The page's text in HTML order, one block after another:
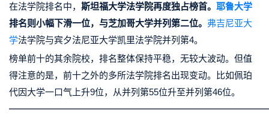
在法学院排名中， 斯坦福大学法学院再度独占榜首。 耶鲁大学
排名则小幅下滑一位，与芝加哥大学并列第二位。 弗吉尼亚大
学法学院与宾夕法尼亚大学凯里法学院并列第4。
榜单前十的其余院校，排名整体保持平稳，无较大波动。但值
得注意的是，前十之外的多所法学院排名出现变动。
比如佩珀
代因大学一口气上升9位，从并列第55位升至并列第46位。